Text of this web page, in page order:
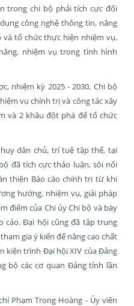
trong chi bộ phải tích cực đổi
công nghệ thông tin, nâng
tổ chức thực hiện nhiệm vụ,
nhiệm vụ trong tình hình
nhiệm kỳ 2025 - 2030, Chi bộ
vụ chính trị và công tác xây
và 2 khâu đột phá để tổ chức
dân chủ, trí tuệ tập thể, tại
đã tích cực thảo luận, sôi nổi
thiện Báo cáo chính trị từ khi
hướng, nhiệm vụ, giải pháp
điểm của Chi ủy Chi bộ và bày
cáo. Đại hội cũng đã tập trung
gia ý kiến để nâng cao chất
kiện trình Đại hội XIV của Đảng
bộ các cơ quan Đảng tỉnh lần
Phạm Trọng Hoàng - Ủy viên